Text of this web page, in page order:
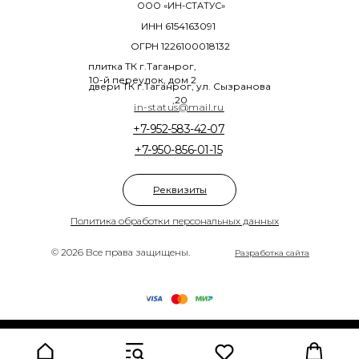
© 2026 Все права защищены.
Политика обработки персональных данных
+7-950-856-01-15
+7-952-583-42-07
ООО «ИН-СТАТУС»
плитка ТК г.Таганрог,
10-й переулок, дом 2
двери ТК г.Таганрог, ул. Сызранова
,20
ОГРН 1226100018132
ИНН 6154163091
Разработка сайта
in-status@mail.ru
Реквизиты
Made on Tilda